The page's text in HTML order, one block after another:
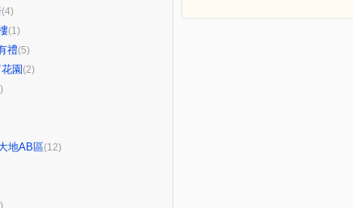
(4)
(1)
禮(5)
園 (2)
地AB區(12)